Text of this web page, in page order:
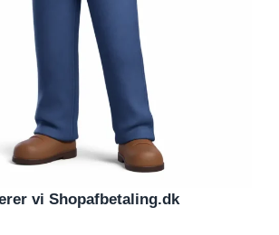
vi Shopafbetaling.dk